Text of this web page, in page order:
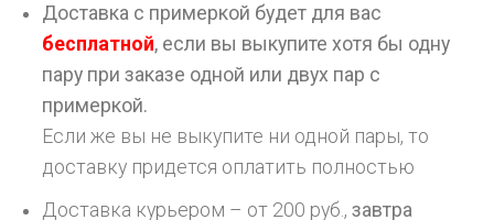
Доставка с примеркой будет для вас
бесплатной, если вы выкупите хотя бы одну
пару при заказе одной или двух пар с
примеркой.
Если же вы не выкупите ни одной пары, то
доставку придется оплатить полностью
Доставка курьером – от 200 руб.,завтра